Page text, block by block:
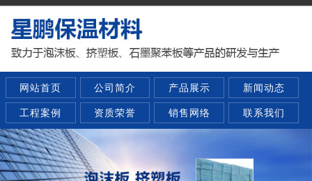
网站首页 公司简介 产品展示 新闻动态
工程案例 资质荣誉 销售网络 联系我们